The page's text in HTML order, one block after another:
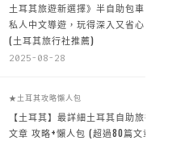
土耳其旅遊新選擇》半自助包車 +
私人中文導遊，玩得深入又省心
(土耳其旅行社推薦)
2025-08-28
★土耳其攻略懶人包
【土耳其】最詳細土耳其自助旅行
文章 攻略+懶人包 (超過80篇文章~